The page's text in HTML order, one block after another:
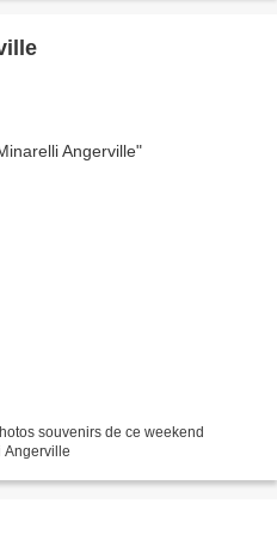
souvenirs de ce weekend
Angerville